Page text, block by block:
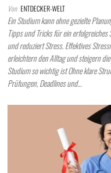
Von ENTDECKER-WELT
Ein Studium kann ohne gezielte
Tipps und Tricks für ein
und reduziert Stress. Effektives
erleichtern den Alltag und steigern
Studium so wichtig ist Ohne klare
Prüfungen, Deadlines und…